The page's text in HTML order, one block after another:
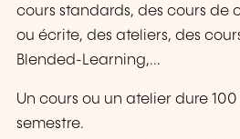
cours standards, des cours de
ou écrite, des ateliers, des
Blended-Learning,...
Un cours ou un atelier dure
semestre.